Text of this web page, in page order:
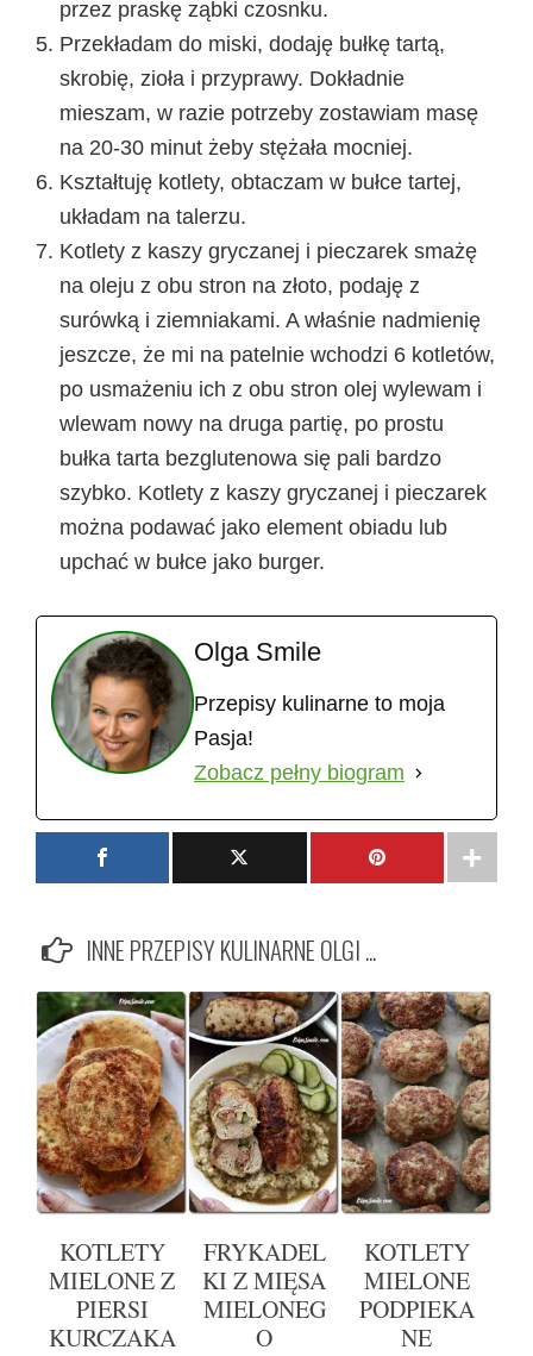
przez praskę ząbki czosnku.
Przekładam do miski, dodaję bułkę tartą,
skrobię, zioła i przyprawy. Dokładnie
mieszam, w razie potrzeby zostawiam masę
na 20-30 minut żeby stężała mocniej.
Kształtuję kotlety, obtaczam w bułce tartej,
układam na talerzu.
Kotlety z kaszy gryczanej i pieczarek smażę
na oleju z obu stron na złoto, podaję z
surówką i ziemniakami. A właśnie nadmienię
jeszcze, że mi na patelnie wchodzi 6 kotletów,
po usmażeniu ich z obu stron olej wylewam i
wlewam nowy na druga partię, po prostu
bułka tarta bezglutenowa się pali bardzo
szybko. Kotlety z kaszy gryczanej i pieczarek
można podawać jako element obiadu lub
upchać w bułce jako burger.
Olga Smile
Przepisy kulinarne to moja
Pasja!
Zobacz pełny biogram
INNE PRZEPISY KULINARNE OLGI ...
KOTLETY
MIELONE Z
PIERSI
KURCZAKA
FRYKADEL
KI Z MIĘSA
MIELONEG
O
KOTLETY
MIELONE
PODPIEKA
NE